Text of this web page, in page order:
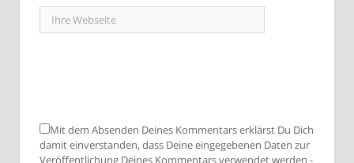
Mit dem Absenden Deines Kommentars erklärst Du Dich
damit einverstanden, dass Deine eingegebenen Daten zur
Veröffentlichung Deines Kommentars verwendet werden -